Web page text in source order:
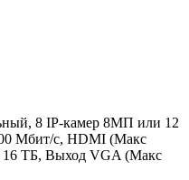
8 IP-камер 8МП или 12
Мбит/с, HDMI (Макс
16 ТБ, Выход VGA (Макс